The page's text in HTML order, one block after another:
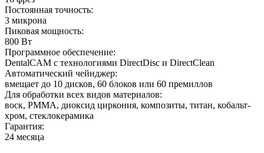
Постоянная точность:
3 микрона
Пиковая мощность:
800 Вт
Программное обеспечение:
DentalCAM c технологиями DirectDisc и DirectClean
Автоматический чейнджер:
вмещает до 10 дисков, 60 блоков или 60 премиллов
Для обработки всех видов материалов:
воск, PMMA, диоксид циркония, композиты, титан, кобальт-
хром, стеклокерамика
Гарантия:
24 месяца